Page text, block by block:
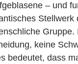
– und
Stellwerk
Gruppe.
keine
bedeutet, dass